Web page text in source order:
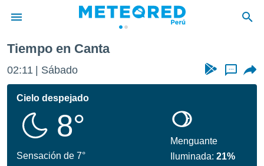
de
ha sido
calidad.
a este
Tiempo en Canta
02:11 Sábado ...
Cielo despejado
8°
Sensación de 7°
Menguante
Iluminada:21%